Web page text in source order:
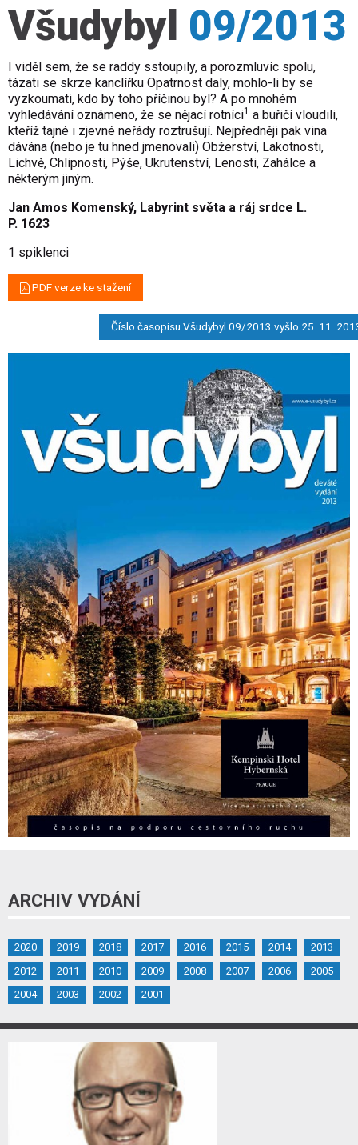
Všudybyl 09/2013
I viděl sem, že se raddy sstoupily, a porozmluvíc spolu,
tázati se skrze kanclířku Opatrnost daly, mohlo-li by se
vyzkoumati, kdo by toho příčinou byl? A po mnohém
vyhledávání oznámeno, že se nějací rotníci1 a buřičí vloudili,
kteříž tajné i zjevné neřády roztrušují. Nejpředněji pak vina
dávána (nebo je tu hned jmenovali) Obžerství, Lakotnosti,
Lichvě, Chlipnosti, Pýše, Ukrutenství, Lenosti, Zahálce a
některým jiným.
Jan Amos Komenský, Labyrint světa a ráj srdce L.
P. 1623
1 spiklenci
PDF verze ke stažení
Číslo časopisu Všudybyl 09/2013 vyšlo 25. 11.
ARCHIV VYDÁNÍ
2020 2019 2018 2017 2016 2015 2014
2013
2012
2011 2010 2009 2008 2007 2006
2005
2004
2003 2002 2001